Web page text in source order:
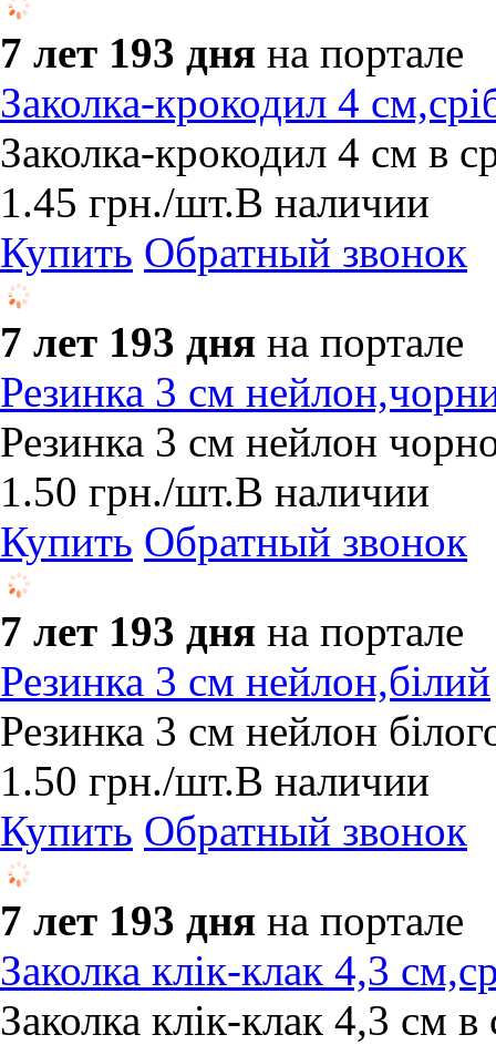
7 лет 193 дня на портале
Заколка-крокодил 4
Заколка-крокодил 4 см в
1.45 грн./шт.В наличии
Купить Обратный звонок
7 лет 193 дня на портале
Резинка 3 см
Резинка 3 см нейлон
1.50 грн./шт.В наличии
Купить Обратный звонок
7 лет 193 дня на портале
Резинка 3 см нейлон,білий
Резинка 3 см нейлон
1.50 грн./шт.В наличии
Купить Обратный звонок
7 лет 193 дня на портале
Заколка клік-клак 4,3
Заколка клік-клак 4,3 см в